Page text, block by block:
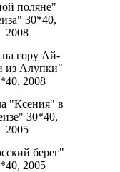
поляне"
30*40,
2008
гору Ай-
из Алупки"
2008
"Ксения" в
30*40,
2005
берег"
2005